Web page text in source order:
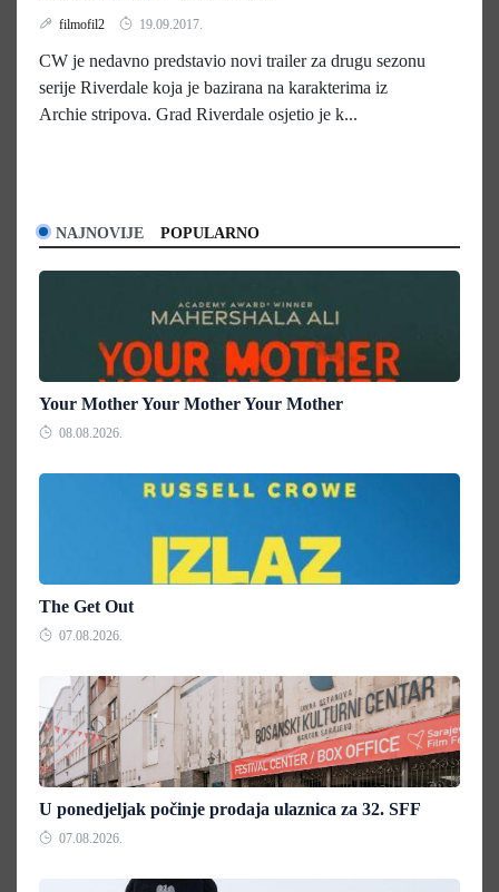
filmofil2 19.09.2017.
CW je nedavno predstavio novi trailer za drugu sezonu
serije Riverdale koja je bazirana na karakterima iz
Archie stripova. Grad Riverdale osjetio je k...
NAJNOVIJE POPULARNO
Your Mother Your Mother Your Mother
08.08.2026.
The Get Out
07.08.2026.
U ponedjeljak počinje prodaja ulaznica za 32. SFF
07.08.2026.